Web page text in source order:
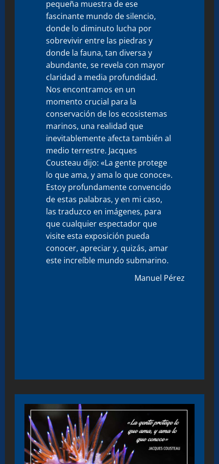
pequeña muestra de ese
fascinante mundo de silencio,
donde lo diminuto lucha por
sobrevivir entre las piedras y
donde la fauna, tan diversa y
abundante, se revela con mayor
claridad a media profundidad.
Nos encontramos en un
momento crucial para la
conservación de los ecosistemas
marinos, una realidad que
inevitablemente afecta también al
medio terrestre. Jacques
Cousteau dijo: «La gente protege
lo que ama, y ama lo que conoce».
Estoy profundamente convencido
de estas palabras, y en mi caso,
las traduzco en imágenes, para
que cualquier espectador que
visite esta exposición pueda
conocer, apreciar y, quizás, amar
este increíble mundo submarino.
Manuel Pérez